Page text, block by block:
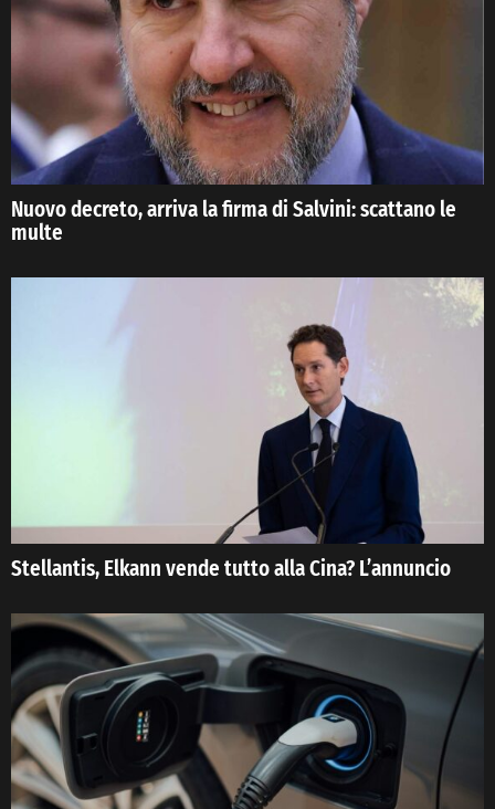
Nuovo decreto, arriva la firma di Salvini: scattano le
multe
Stellantis, Elkann vende tutto alla Cina? L’annuncio